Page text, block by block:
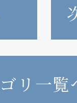
リ一覧